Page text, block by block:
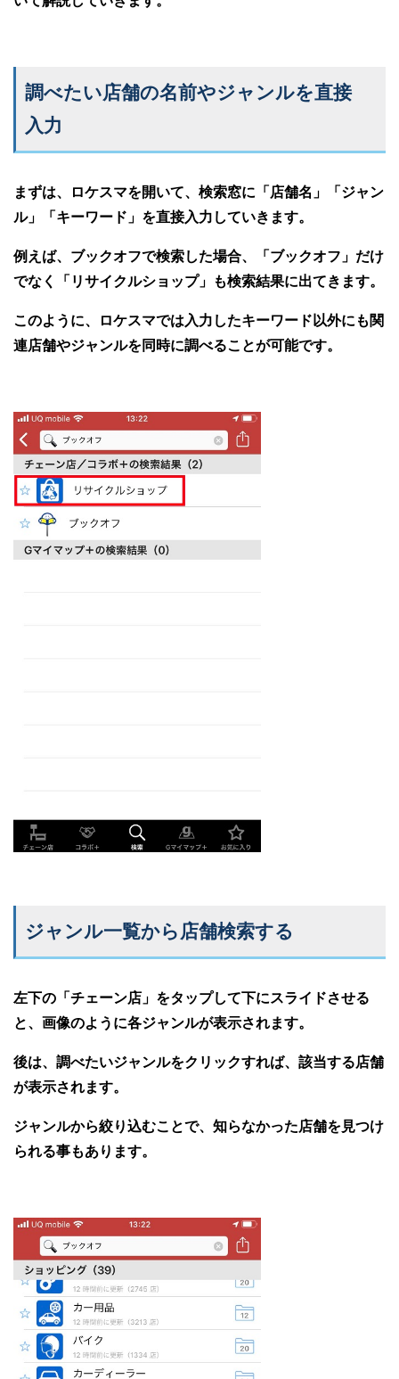
調べたい店舗の名前やジャンルを直接
入力
まずは、ロケスマを開いて、検索窓に「店舗名」「ジャン
ル」「キーワード」を直接入力していきます。
例えば、ブックオフで検索した場合、「ブックオフ」だけ
でなく「リサイクルショップ」も検索結果に出てきます。
このように、ロケスマでは入力したキーワード以外にも関
連店舗やジャンルを同時に調べることが可能です。
ジャンル一覧から店舗検索する
左下の「チェーン店」をタップして下にスライドさせる
と、画像のように各ジャンルが表示されます。
後は、調べたいジャンルをクリックすれば、該当する店舗
が表示されます。
ジャンルから絞り込むことで、知らなかった店舗を見つけ
られる事もあります。